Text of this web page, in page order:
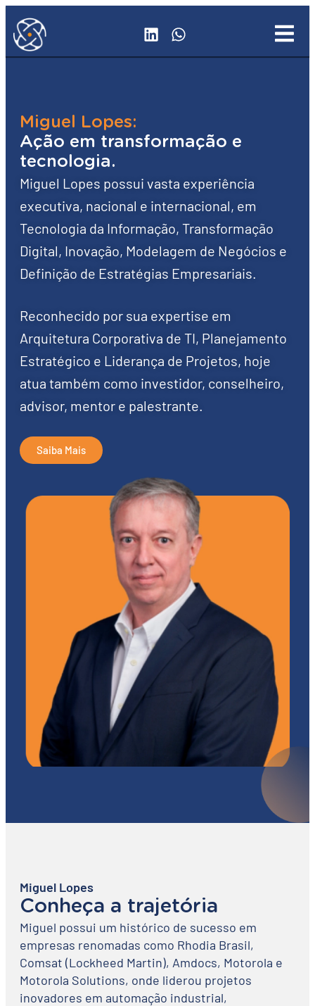
Miguel Lopes:
Ação em transformação e
tecnologia.
Miguel Lopes possui vasta experiência
executiva, nacional e internacional, em
Tecnologia da Informação, Transformação
Digital, Inovação, Modelagem de Negócios e
Definição de Estratégias Empresariais.
Reconhecido por sua expertise em
Arquitetura Corporativa de TI, Planejamento
Estratégico e Liderança de Projetos, hoje
atua também como investidor, conselheiro,
advisor, mentor e palestrante.
Saiba Mais
Miguel Lopes
Conheça a trajetória
Miguel possui um histórico de sucesso em
empresas renomadas como Rhodia Brasil,
Comsat (Lockheed Martin), Amdocs, Motorola e
Motorola Solutions, onde liderou projetos
inovadores em automação industrial,